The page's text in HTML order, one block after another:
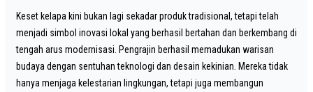
Keset kelapa kini bukan lagi sekadar produk tradisional, tetapi telah
menjadi simbol inovasi lokal yang berhasil bertahan dan berkembang di
tengah arus modernisasi. Pengrajin berhasil memadukan warisan
budaya dengan sentuhan teknologi dan desain kekinian. Mereka tidak
hanya menjaga kelestarian lingkungan, tetapi juga membangun